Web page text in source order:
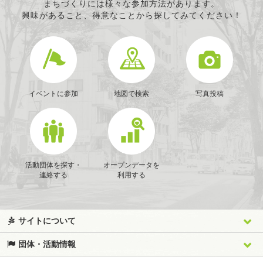
まちづくりには様々な参加方法があります。
興味があること、得意なことから探してみてください！
イベントに参加 地図で検索 写真投稿
活動団体を探す・
連絡する
オープンデータを
利用する
サイトについて
団体・活動情報